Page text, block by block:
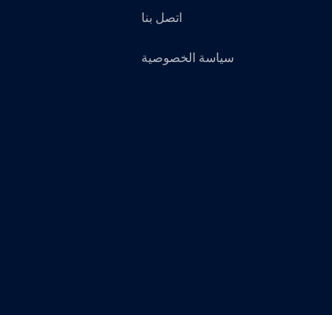
اتصل بنا
سياسة الخصوصية